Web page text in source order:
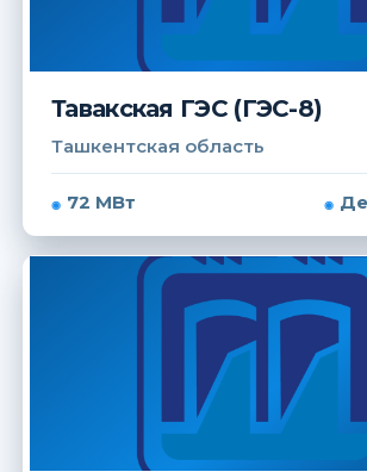
Тавакская ГЭС (ГЭС-8)
Ташкентская область
72 МВт